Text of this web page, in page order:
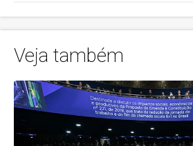
Veja também